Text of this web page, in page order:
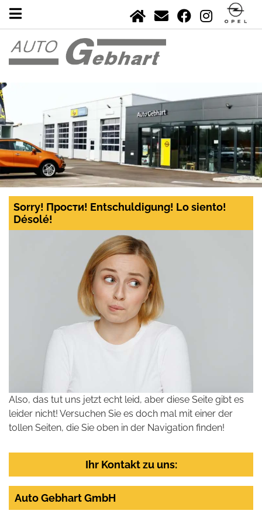
Sorry! Прости! Entschuldigung! Lo siento!
Désolé!
Also, das tut uns jetzt echt leid, aber diese Seite gibt es
leider nicht! Versuchen Sie es doch mal mit einer der
tollen Seiten, die Sie oben in der Navigation finden!
Ihr Kontakt zu uns:
Auto Gebhart GmbH